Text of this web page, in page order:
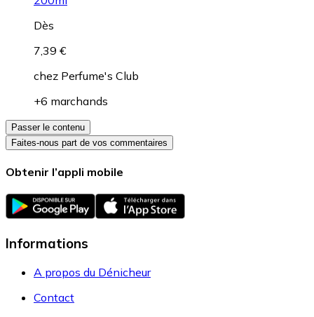
Dès
7,39 €
chez Perfume's Club
+6 marchands
Passer le contenu
Faites-nous part de vos commentaires
Obtenir l’appli mobile
Informations
A propos du Dénicheur
Contact